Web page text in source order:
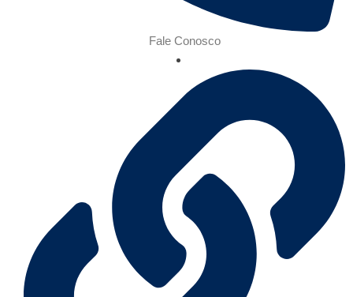
Fale Conosco